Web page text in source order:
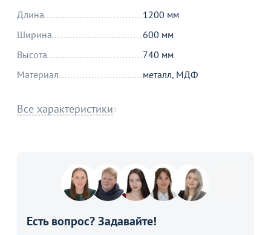
Длина
1200 мм
Ширина
600 мм
Высота
740 мм
Материал
металл, МДФ
Все характеристики
Есть вопрос? Задавайте!